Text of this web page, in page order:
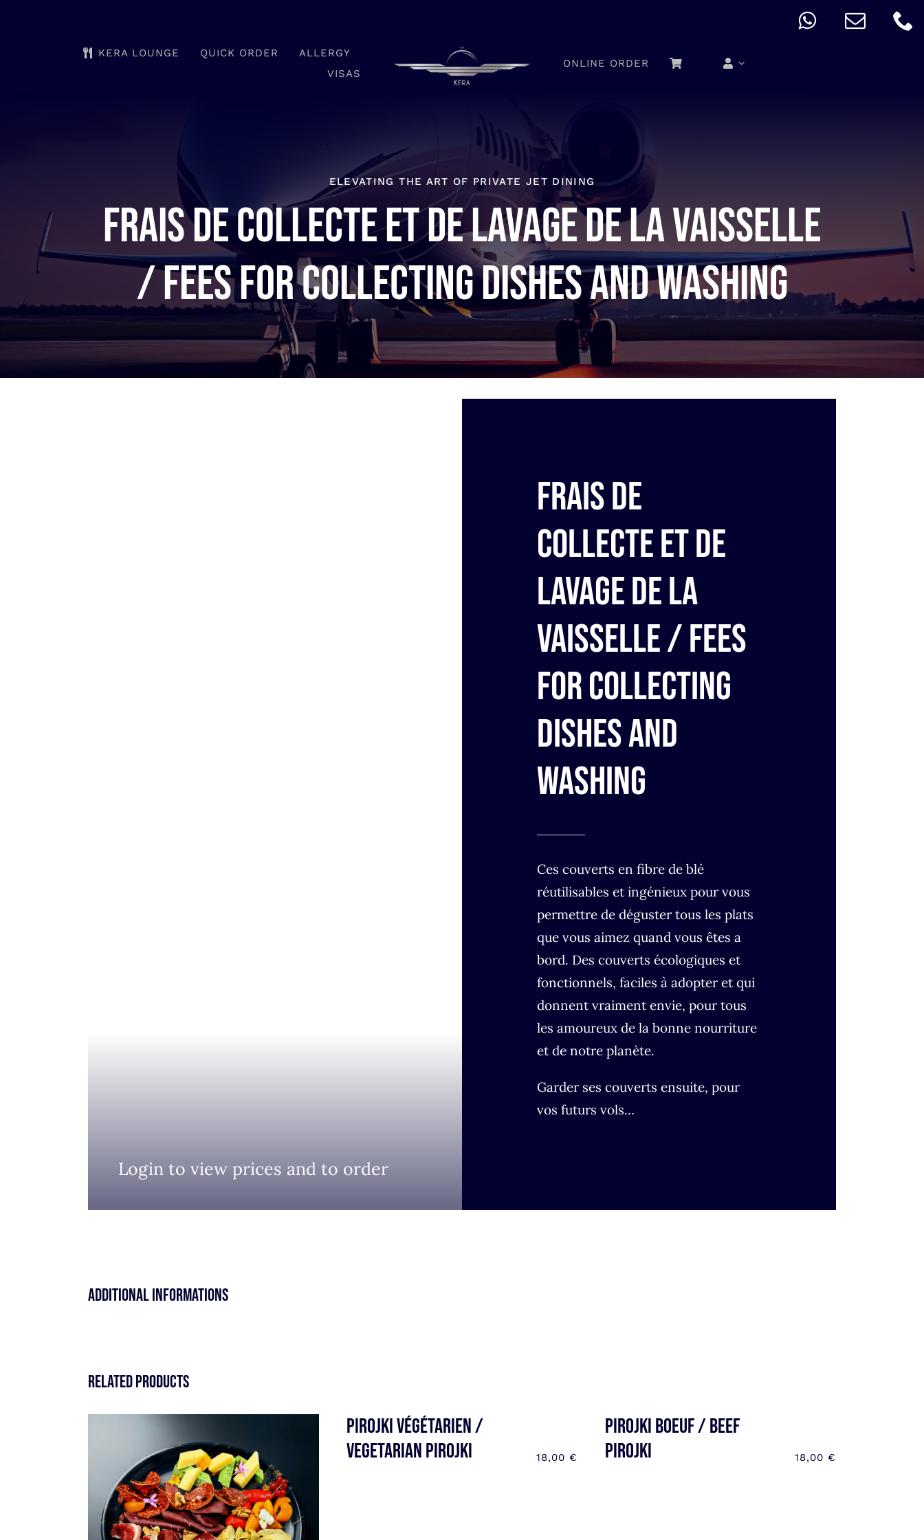
KERA LOUNGE QUICK ORDER
ALLERGY
VISAS
ONLINE ORDER
ELEVATING THE ART OF PRIVATE JET DINING
Frais de collecte et de lavage de la vaisselle
/ Fees for collecting dishes and washing
Login to view prices and to order
Frais de
collecte et de
lavage de la
vaisselle / Fees
for collecting
dishes and
washing
Ces couverts en fibre de blé
réutilisables et ingénieux pour vous
permettre de déguster tous les plats
que vous aimez quand vous êtes a
bord. Des couverts écologiques et
fonctionnels, faciles à adopter et qui
donnent vraiment envie, pour tous
les amoureux de la bonne nourriture
et de notre planète.
Garder ses couverts ensuite, pour
vos futurs vols…
Additional informations
Related products
Pirojki végétarien /
Vegetarian pirojki
18,00 €
Pirojki boeuf / Beef
pirojki
18,00 €